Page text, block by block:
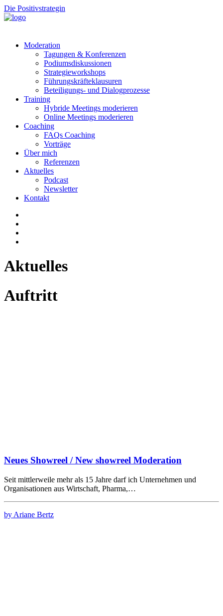
Die Positivstrategin
Moderation
Tagungen & Konferenzen
Podiumsdiskussionen
Strategieworkshops
Führungskräfteklausuren
Beteiligungs- und Dialogprozesse
Training
Hybride Meetings moderieren
Online Meetings moderieren
Coaching
FAQs Coaching
Vorträge
Über mich
Referenzen
Aktuelles
Podcast
Newsletter
Kontakt
Aktuelles
Auftritt
Neues Showreel / New showreel Moderation
Seit mittlerweile mehr als 15 Jahre darf ich Unternehmen und
Organisationen aus Wirtschaft, Pharma,…
by Ariane Bertz